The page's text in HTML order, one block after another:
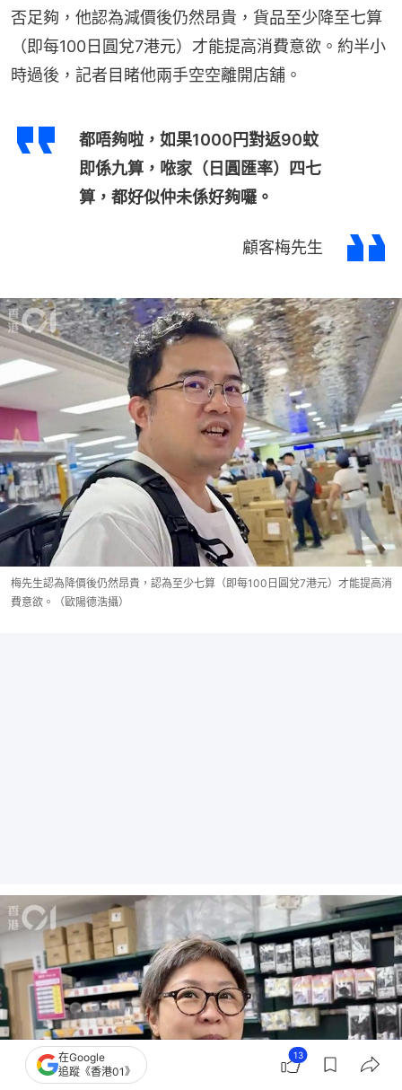
否足夠，他認為減價後仍然昂貴，貨品至少降至七算
（即每100日圓兌7港元）才能提高消費意欲。約半小
時過後，記者目睹他兩手空空離開店舖。
都唔夠啦，如果1000円對返90蚊
即係九算，𠵱家（日圓匯率）四七
算，都好似仲未係好夠囉。
顧客梅先生
梅先生認為降價後仍然昂貴，認為至少七算（即每100日圓兌7港元）才能提高消
費意欲。（歐陽德浩攝）
在Google
追蹤《香港01》
13